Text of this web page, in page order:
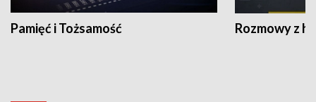
Pamięć i Tożsamość Rozmowy z